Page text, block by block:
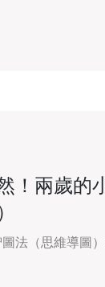
！兩歲的
法（思維導圖